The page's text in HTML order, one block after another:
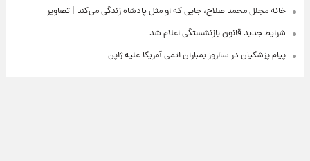
خانه مجلل محمد صلاح، جایی که او مثل پادشاه زندگی می‌کند | تصاویر
شرایط جدید قانون بازنشستگی اعلام شد
پیام پزشکیان در سالروز بمباران اتمی آمریکا علیه ژاپن